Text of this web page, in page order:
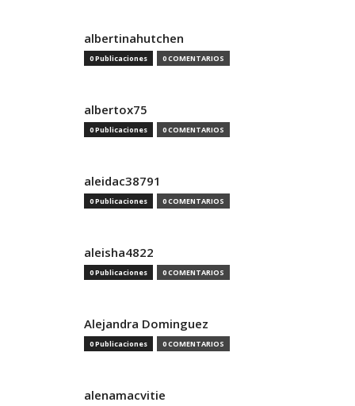
albertinahutchen
0 Publicaciones 0 COMENTARIOS
albertox75
0 Publicaciones 0 COMENTARIOS
aleidac38791
0 Publicaciones 0 COMENTARIOS
aleisha4822
0 Publicaciones 0 COMENTARIOS
Alejandra Dominguez
0 Publicaciones 0 COMENTARIOS
alenamacvitie